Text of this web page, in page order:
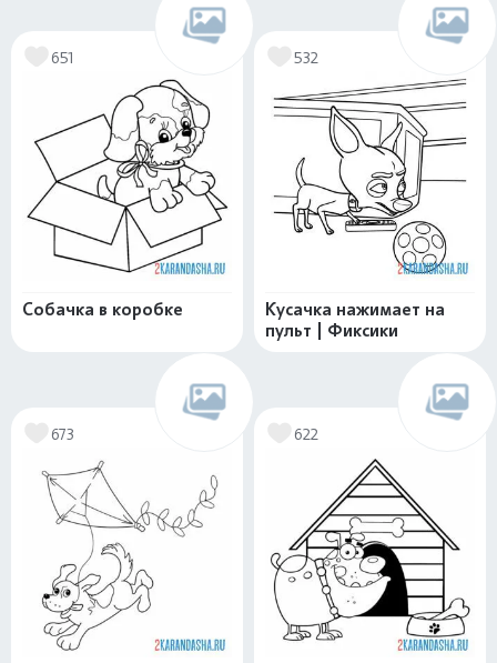
651
Собачка в коробке
532
Кусачка нажимает на
пульт | Фиксики
673 622